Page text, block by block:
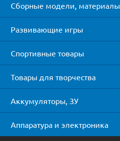
Сборные модели, материалы
Развивающие игры
Спортивные товары
Товары для творчества
Аккумуляторы, ЗУ
Аппаратура и электроника